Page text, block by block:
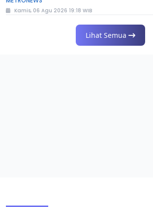
Kamis, 06 Agu 2026 19:18 WIB
Lihat Semua